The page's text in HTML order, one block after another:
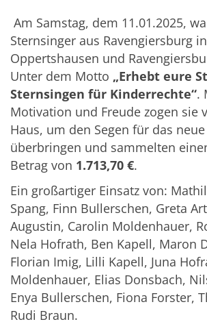
Am Samstag, dem 11.01.2025,
Sternsinger aus Ravengiersburg in
Oppertshausen und
Unter dem Motto „Erhebt eure
Sternsingen für Kinderrechte“.
Motivation und Freude zogen sie
Haus, um den Segen für das neue
überbringen und sammelten
Betrag von 1.713,70 €.
Ein großartiger Einsatz von:
Spang, Finn Bullerschen, Greta
Augustin, Carolin Moldenhauer,
Nela Hofrath, Ben Kapell, Maron
Florian Imig, Lilli Kapell, Juna
Moldenhauer, Elias Donsbach,
Enya Bullerschen, Fiona Forster,
Rudi Braun.